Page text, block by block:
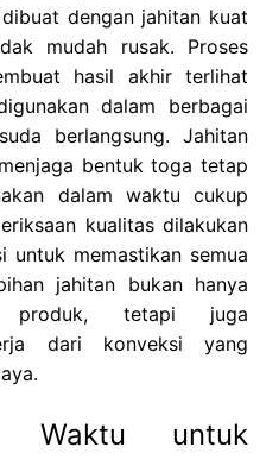
dengan jahitan kuat
mudah rusak. Proses
hasil akhir terlihat
dalam berbagai
berlangsung. Jahitan
bentuk toga tetap
dalam waktu cukup
kualitas dilakukan
memastikan semua
jahitan bukan hanya
produk, tetapi juga
dari konveksi yang
Waktu untuk